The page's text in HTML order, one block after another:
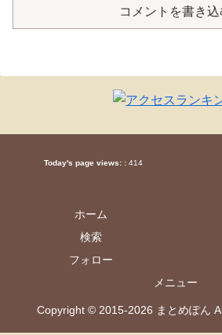
コメントを書き込
Today's page views: : 414
ホーム
検索
フォロー
メニュー
Copyright © 2015-2026 まとめぽん